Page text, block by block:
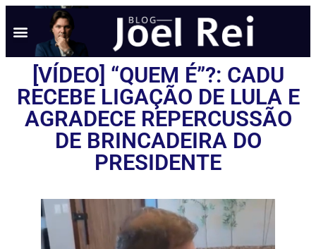
[VÍDEO] “QUEM É”?: CADU
RECEBE LIGAÇÃO DE LULA E
AGRADECE REPERCUSSÃO
DE BRINCADEIRA DO
PRESIDENTE